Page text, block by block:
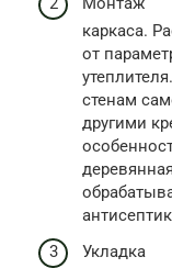
каркаса.
от
стенам
другими
Укладка